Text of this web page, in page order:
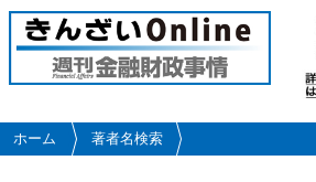
メ
イ
コ
ン
ホーム 著者名検索